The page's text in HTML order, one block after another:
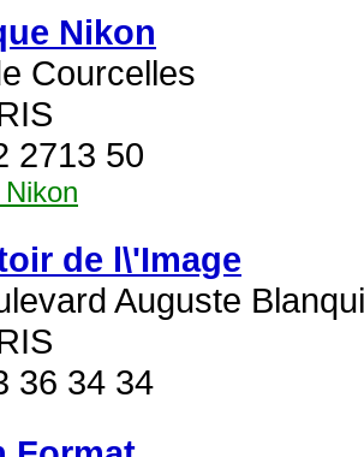
Nikon
Courcelles
2713 50
de l\'Image
Auguste Blanqui
36 34 34